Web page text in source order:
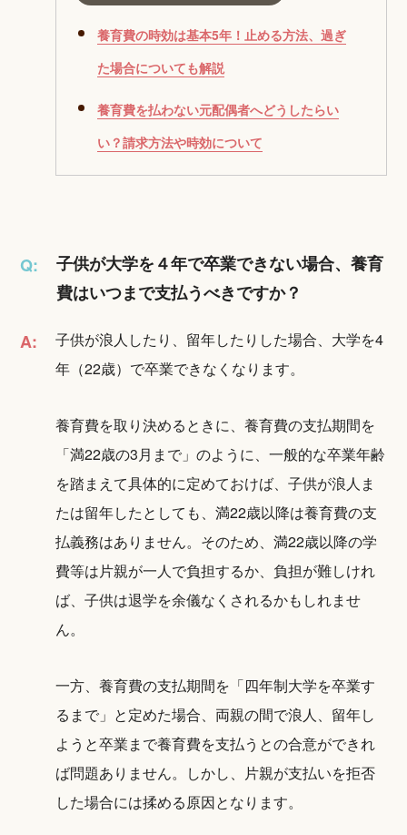
養育費の時効は基本5年！止める方法、過ぎ
た場合についても解説
養育費を払わない元配偶者へどうしたらい
い？請求方法や時効について
Q:
子供が大学を４年で卒業できない場合、養育
費はいつまで支払うべきですか？
A:
子供が浪人したり、留年したりした場合、大学を4
年（22歳）で卒業できなくなります。
養育費を取り決めるときに、養育費の支払期間を
「満22歳の3月まで」のように、一般的な卒業年齢
を踏まえて具体的に定めておけば、子供が浪人ま
たは留年したとしても、満22歳以降は養育費の支
払義務はありません。そのため、満22歳以降の学
費等は片親が一人で負担するか、負担が難しけれ
ば、子供は退学を余儀なくされるかもしれませ
ん。
一方、養育費の支払期間を「四年制大学を卒業す
るまで」と定めた場合、両親の間で浪人、留年し
ようと卒業まで養育費を支払うとの合意ができれ
ば問題ありません。しかし、片親が支払いを拒否
した場合には揉める原因となります。